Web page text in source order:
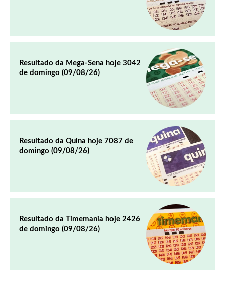
Resultado da Mega-Sena hoje 3042
de domingo (09/08/26)
Resultado da Quina hoje 7087 de
domingo (09/08/26)
Resultado da Timemania hoje 2426
de domingo (09/08/26)